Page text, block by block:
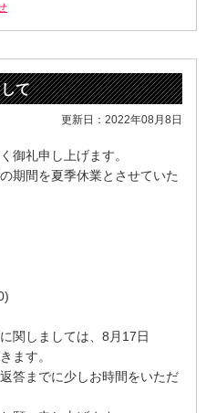
て
更新日：2022年08月8日
御礼申し上げます。
期間を夏季休業とさせていた
関しましては、8月17日
ます。
答までに少しお時間をいただ